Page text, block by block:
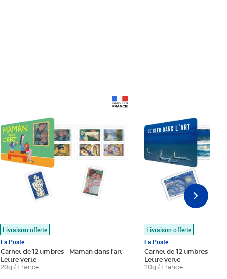
Livraison offerte
La Poste
Carnet de 12 timbres - Maman dans l'art -
Lettre verte
20g / France
Livraison offerte
La Poste
Carnet de 12 timbres - Le
Lettre verte
20g / France